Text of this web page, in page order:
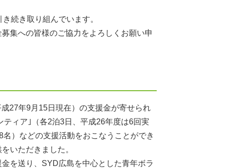
続き取り組んでいます。
集への皆様のご協力をよろしくお願い申
27年9月15日現在）の支援金が寄せられ
ィア｣（各2泊3日、平成26年度は6回実
）などの支援活動をおこなうことができ
いただきました。
を送り、SYD広島を中心とした青年ボラ